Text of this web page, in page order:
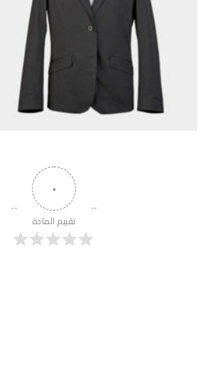
٠
تقييم المادة